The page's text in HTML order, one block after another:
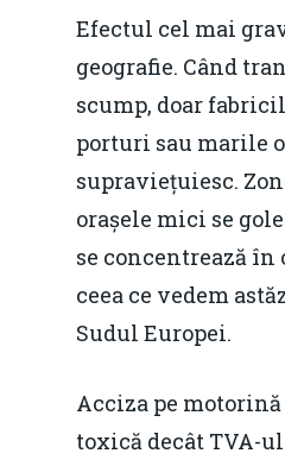
Efectul cel mai
geografie. Când
scump, doar
porturi sau marile
supraviețuiesc.
orașele mici se
se concentrează în
ceea ce vedem
Sudul Europei.
Acciza pe
toxică decât TVA-